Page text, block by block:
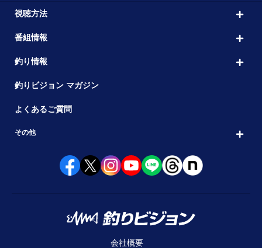
視聴方法
番組情報
釣り情報
釣りビジョン マガジン
よくあるご質問
その他
会社概要